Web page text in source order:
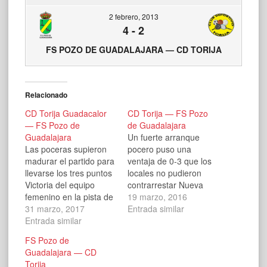
2 febrero, 2013
4-2
FS POZO DE GUADALAJARA — CD TORIJA
Relacionado
CD Torija Guadacalor
— FS Pozo de
Guadalajara
Las poceras supieron
madurar el partido para
llevarse los tres puntos
Victoria del equipo
femenino en la pista de
Torija (0-2). Las
amarillas manejaron
complicado, ante un
rival que no puso las
31 marzo, 2017
Entrada similar
CD Torija — FS Pozo
de Guadalajara
Un fuerte arranque
pocero puso una
ventaja de 0-3 que los
locales no pudieron
contrarrestar Nueva
victoria del cadete, en
este caso en la difícil
19 marzo, 2016
Entrada similar
FS Pozo de
Guadalajara — CD
Torija